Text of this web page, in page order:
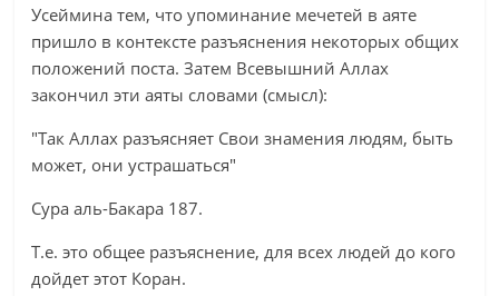
Усеймина тем, что упоминание мечетей в аяте
пришло в контексте разъяснения некоторых общих
положений поста. Затем Всевышний Аллах
закончил эти аяты словами (смысл):
"Так Аллах разъясняет Свои знамения людям, быть
может, они устрашаться"
Сура аль-Бакара 187.
Т.е. это общее разъяснение, для всех людей до кого
дойдет этот Коран.